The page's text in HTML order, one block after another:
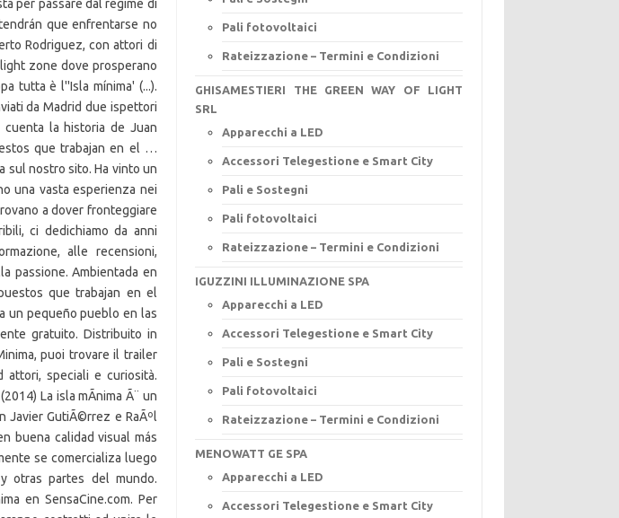
Pali fotovoltaici
Rateizzazione – Termini e Condizioni
GHISAMESTIERI THE GREEN WAY OF LIGHT
SRL
Apparecchi a LED
Accessori Telegestione e Smart City
Pali e Sostegni
Pali fotovoltaici
Rateizzazione – Termini e Condizioni
IGUZZINI ILLUMINAZIONE SPA
Apparecchi a LED
Accessori Telegestione e Smart City
Pali e Sostegni
Pali fotovoltaici
Rateizzazione – Termini e Condizioni
MENOWATT GE SPA
Apparecchi a LED
Accessori Telegestione e Smart City